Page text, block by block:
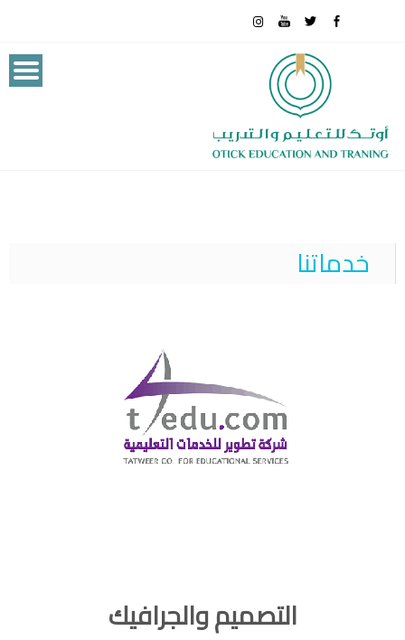
خدماتنا
التصميم والجرافيك